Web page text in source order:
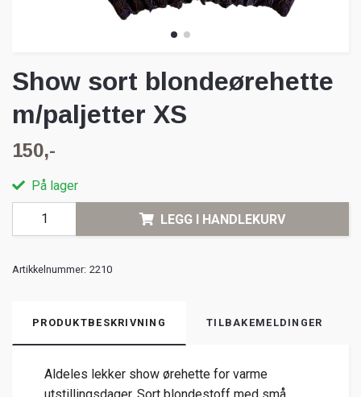
Show sort blondeørehette
m/paljetter XS
150,-
På lager
LEGG I HANDLEKURV
Artikkelnummer: 2210
PRODUKTBESKRIVNING TILBAKEMELDINGER
Aldeles lekker show ørehette for varme